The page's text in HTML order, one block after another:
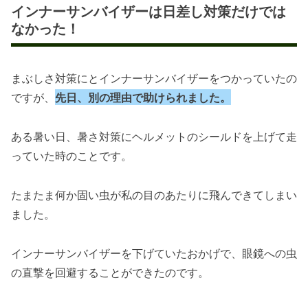
インナーサンバイザーは日差し対策だけでは
なかった！
まぶしさ対策にとインナーサンバイザーをつかっていたの
ですが、 先日、別の理由で助けられました。
ある暑い日、暑さ対策にヘルメットのシールドを上げて走
っていた時のことです。
たまたま何か固い虫が私の目のあたりに飛んできてしまい
ました。
インナーサンバイザーを下げていたおかげで、眼鏡への虫
の直撃を回避することができたのです。